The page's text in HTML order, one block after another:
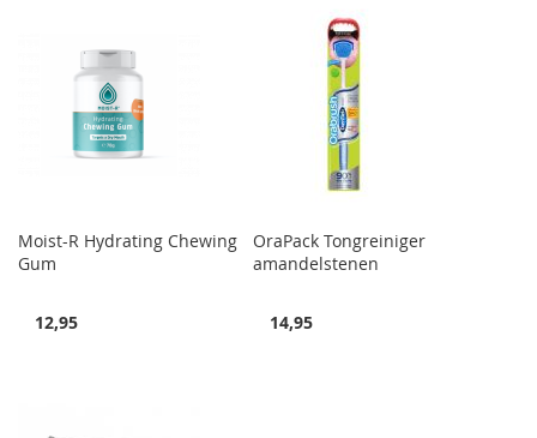
Moist-R Hydrating Chewing
Gum
12,95
OraPack Tongreiniger
amandelstenen
14,95